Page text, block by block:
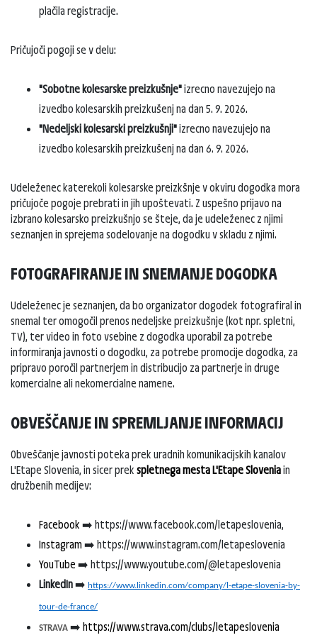
plačila registracije.
Pričujoči pogoji se v delu:
"Sobotne kolesarske preizkušnje"izrecno navezujejo na
izvedbo kolesarskih preizkušenj na dan 5. 9. 2026.
"Nedeljski kolesarski preizkušnji"izrecno navezujejo na
izvedbo kolesarskih preizkušenj na dan 6. 9. 2026.
Udeleženec katerekoli kolesarske preizkšnje v okviru dogodka mora
pričujoče pogoje prebrati in jih upoštevati. Z uspešno prijavo na
izbrano kolesarsko preizkušnjo se šteje, da je udeleženec z njimi
seznanjen in sprejema sodelovanje na dogodku v skladu z njimi.
FOTOGRAFIRANJE IN SNEMANJE DOGODKA
Udeleženec je seznanjen, da bo organizator dogodek fotografiral in
snemal ter omogočil prenos nedeljske preizkušnje (kot npr. spletni,
TV), ter video in foto vsebine z dogodka uporabil za potrebe
informiranja javnosti o dogodku, za potrebe promocije dogodka, za
pripravo poročil partnerjem in distribucijo za partnerje in druge
komercialne ali nekomercialne namene.
OBVEŠČANJE IN SPREMLJANJE INFORMACIJ
Obveščanje javnosti poteka prek uradnih komunikacijskih kanalov
L'Etape Slovenia, in sicer prek spletnega mesta L'Etape Sloveniain
družbenih medijev:
Facebook ➡️ https://www.facebook.com/letapeslovenia,
Instagram ➡️ https://www.instagram.com/letapeslovenia
YouTube ➡️ https://www.youtube.com/@letapeslovenia
LinkedIn➡️ https://www.linkedin.com/company/l-etape-slovenia-by-
tour-de-france/
STRAVA ➡️ https://www.strava.com/clubs/letapeslovenia